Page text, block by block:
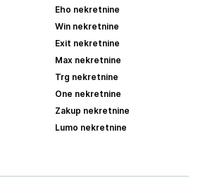
Eho nekretnine
Win nekretnine
Exit nekretnine
Max nekretnine
Trg nekretnine
One nekretnine
Zakup nekretnine
Lumo nekretnine